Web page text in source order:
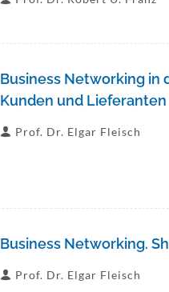
Business Networking in
Kunden und
Prof. Dr. Elgar Fleisch
Business Networking.
Prof. Dr. Elgar Fleisch